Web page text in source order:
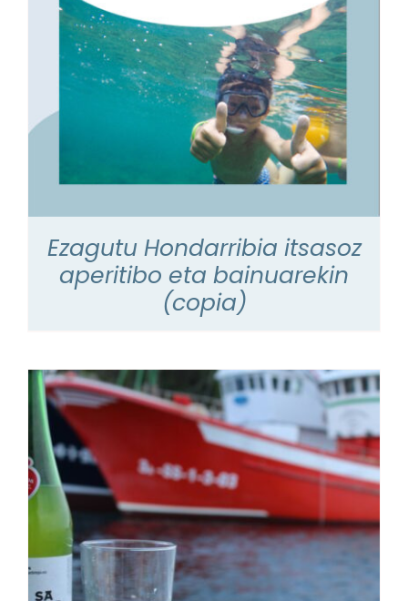
Ezagutu Hondarribia itsasoz
aperitibo eta bainuarekin
(copia)